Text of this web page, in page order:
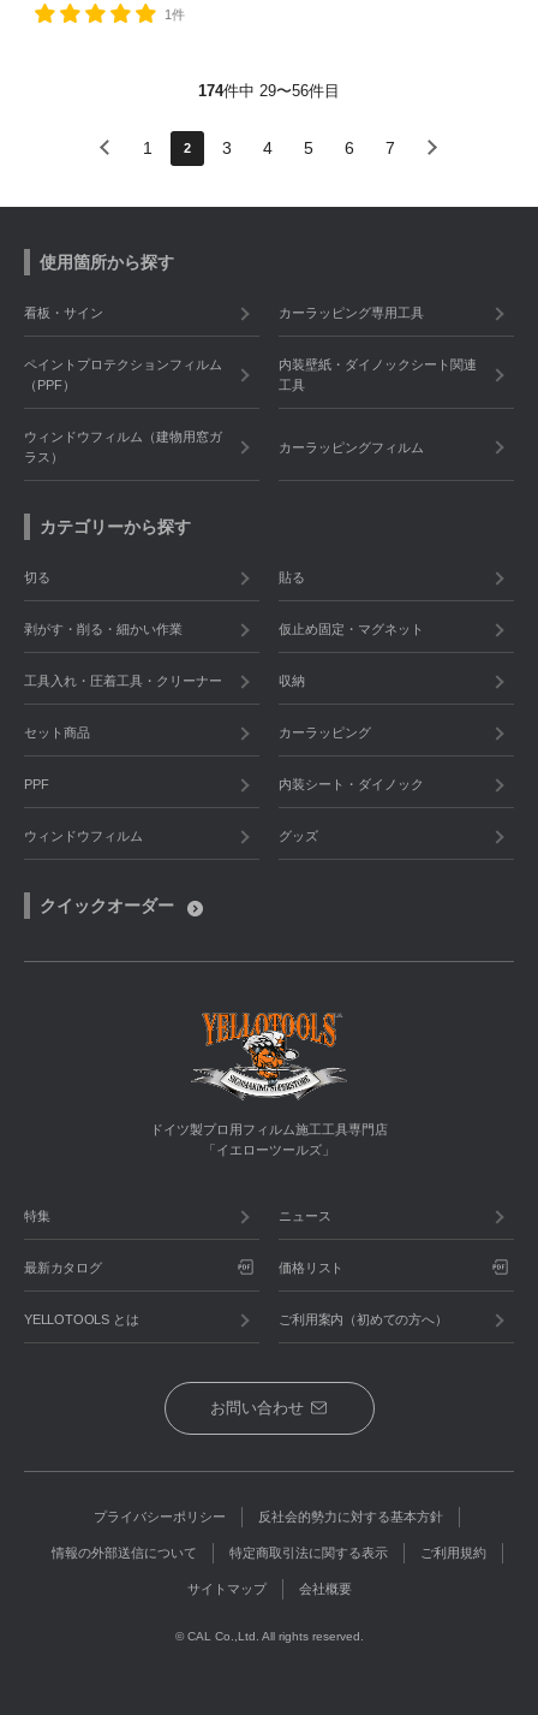
1件
174件中 29〜56件目
1 2 3 4 5 6 7
使用箇所から探す
看板・サイン カーラッピング専用工具
ペイントプロテクションフィルム
（PPF）
内装壁紙・ダイノックシート関連
工具
ウィンドウフィルム（建物用窓ガ
ラス）
カーラッピングフィルム
カテゴリーから探す
切る 貼る
剥がす・削る・細かい作業 仮止め固定・マグネット
工具入れ・圧着工具・クリーナー 収納
セット商品 カーラッピング
PPF 内装シート・ダイノック
ウィンドウフィルム グッズ
クイックオーダー
ドイツ製プロ用フィルム施工工具専門店
「イエローツールズ」
特集 ニュース
最新カタログ 価格リスト
YELLOTOOLS とは ご利用案内（初めての方へ）
お問い合わせ
プライバシーポリシー 反社会的勢力に対する基本方針
情報の外部送信について 特定商取引法に関する表示 ご利用規約
サイトマップ 会社概要
© CAL Co.,Ltd. All rights reserved.